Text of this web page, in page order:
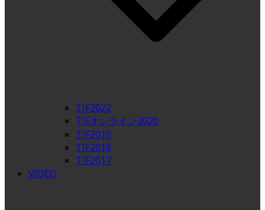
TIF2022
TIFオンライン2020
TIF2019
TIF2018
TIF2017
VIDEO